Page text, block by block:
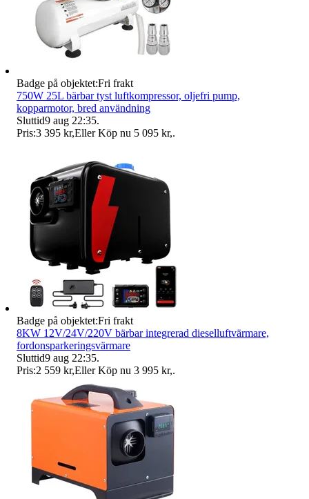
Badge på objektet:Fri frakt
750W 25L bärbar tyst luftkompressor, oljefri pump,
kopparmotor, bred användning
Sluttid9 aug 22:35.
Pris:3 395 kr,Eller Köp nu 5 095 kr,.
Badge på objektet:Fri frakt
8KW 12V/24V/220V bärbar integrerad dieselluftvärmare,
fordonsparkeringsvärmare
Sluttid9 aug 22:35.
Pris:2 559 kr,Eller Köp nu 3 995 kr,.